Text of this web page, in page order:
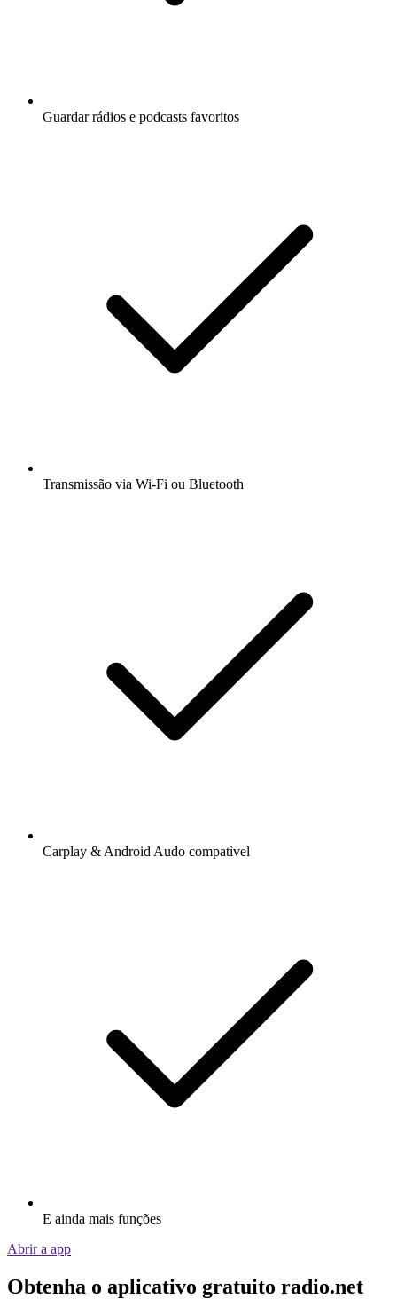
Guardar rádios e podcasts favoritos
Transmissão via Wi-Fi ou Bluetooth
Carplay & Android Audo compatìvel
E ainda mais funções
Abrir a app
Obtenha o aplicativo gratuito radio.net